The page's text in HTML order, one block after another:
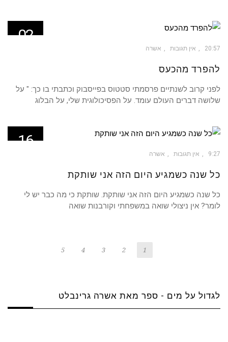
02
20:57 אין תגובות אשרה
להפרד מהכעס
לפני קרוב לשנתיים פרסמתי סטטוס בפייסבוק וכתבתי בו כך: " על
שלושה דברים העולם עומד. על הפסיכולוגית שלי, על הבלוג
16
9:27 אין תגובות אשרה
כל שנה כשמגיע היום הזה אני שותקת
כל שנה כשמגיע היום הזה אני שותקת. שותקת כי מה כבר יש לי
לומר? אין ניצולי שואה במשפחתי וקורבנות שואה
1
2
3
4
5
לגדול על מים - ספר מאת אשרה גרינבלט